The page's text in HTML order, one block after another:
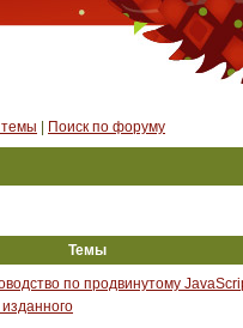
Поиск по форуму
Темы
по продвинутому